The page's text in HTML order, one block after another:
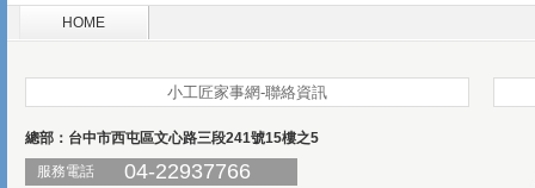
HOME
小工匠家事網-聯絡資訊
總部：台中市西屯區文心路三段241號15樓之5
服務電話
04-22937766